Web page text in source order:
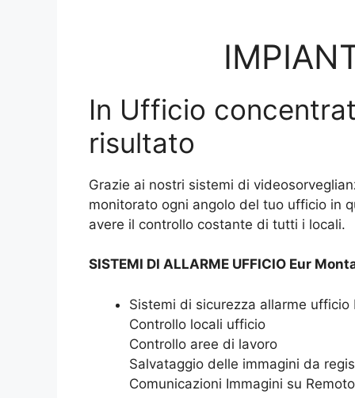
In Ufficio
risultato
Grazie ai nostri sistemi di
monitorato ogni angolo del tuo ufficio in
avere il controllo costante di tutti i locali.
SISTEMI DI ALLARME UFFICIO Eur
Sistemi di sicurezza allarme ufficio
Controllo locali ufficio
Controllo aree di lavoro
Salvataggio delle immagini da
Comunicazioni Immagini su Remoto